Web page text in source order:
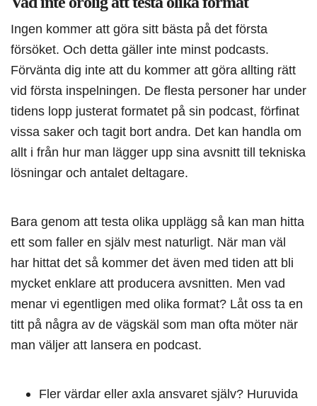
Ingen kommer att göra sitt bästa på det första
försöket. Och detta gäller inte minst podcasts.
Förvänta dig inte att du kommer att göra allting rätt
vid första inspelningen. De flesta personer har under
tidens lopp justerat formatet på sin podcast, förfinat
vissa saker och tagit bort andra. Det kan handla om
allt i från hur man lägger upp sina avsnitt till tekniska
lösningar och antalet deltagare.
Bara genom att testa olika upplägg så kan man hitta
ett som faller en själv mest naturligt. När man väl
har hittat det så kommer det även med tiden att bli
mycket enklare att producera avsnitten. Men vad
menar vi egentligen med olika format? Låt oss ta en
titt på några av de vägskäl som man ofta möter när
man väljer att lansera en podcast.
Fler värdar eller axla ansvaret själv? Huruvida